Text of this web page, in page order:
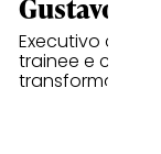
Gustavo
Executivo
trainee e
transformação